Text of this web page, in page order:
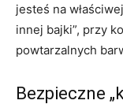
jesteś na
innej bajki”, przy
powtarzalnych
Bezpieczne